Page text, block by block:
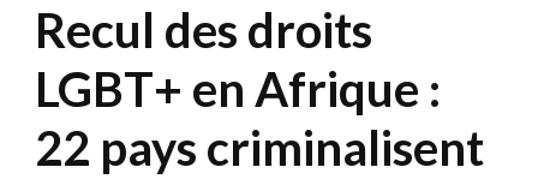
Recul des droits
LGBT+ en Afrique :
22 pays criminalisent